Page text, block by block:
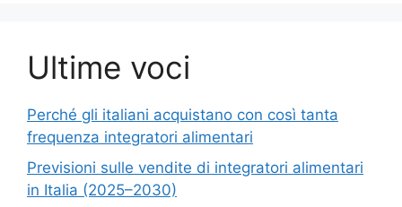
Ultime voci
Perché gli italiani acquistano con così tanta
frequenza integratori alimentari
Previsioni sulle vendite di integratori alimentari
in Italia (2025–2030)